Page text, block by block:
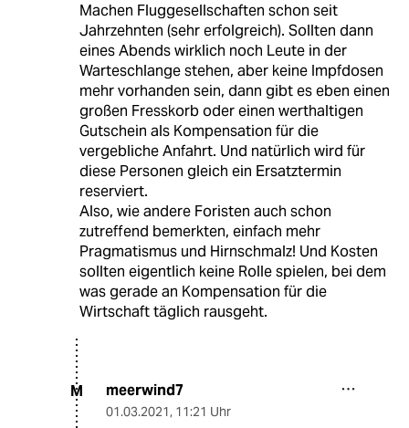
Machen Fluggesellschaften schon seit
Jahrzehnten (sehr erfolgreich). Sollten dann
eines Abends wirklich noch Leute in der
Warteschlange stehen, aber keine Impfdosen
mehr vorhanden sein, dann gibt es eben einen
großen Fresskorb oder einen werthaltigen
Gutschein als Kompensation für die
vergebliche Anfahrt. Und natürlich wird für
diese Personen gleich ein Ersatztermin
reserviert.
Also, wie andere Foristen auch schon
zutreffend bemerkten, einfach mehr
Pragmatismus und Hirnschmalz! Und Kosten
sollten eigentlich keine Rolle spielen, bei dem
was gerade an Kompensation für die
Wirtschaft täglich rausgeht.
M meerwind7
01.03.2021, 11:21 Uhr